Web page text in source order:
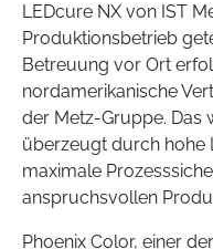
LEDcure NX von IST
Produktionsbetrieb
Betreuung vor Ort
nordamerikanische
der Metz-Gruppe. Das
überzeugt durch hohe
maximale
anspruchsvollen
Phoenix Color, einer